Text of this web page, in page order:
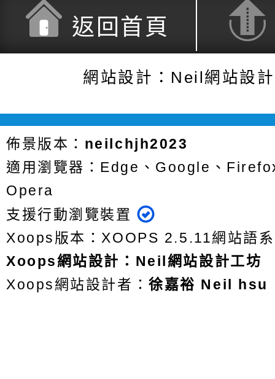
返回首頁
網站設計：Neil網站設
佈景版本： neilchjh2023
適用瀏覽器：Edge、Google、
Opera
支援行動瀏覽裝置
Xoops版本： XOOPS 2.5.11網站語
Xoops網站設計 ： Neil網站設計工坊
Xoops網站設計者：徐嘉裕 Neil hsu